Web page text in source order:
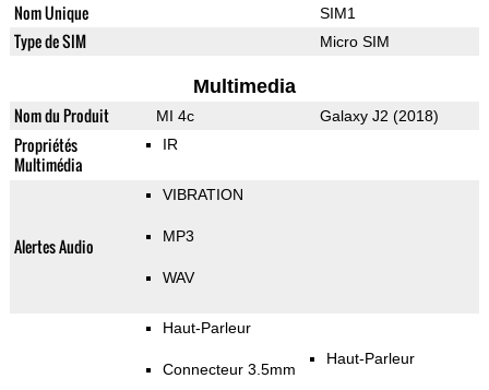
Nom Unique SIM1
Type de SIM Micro SIM
Multimedia
Nom du Produit MI 4c Galaxy J2 (2018)
Propriétés
Multimédia
IR
Alertes Audio
VIBRATION
MP3
WAV
Haut-Parleur
Connecteur 3.5mm
Haut-Parleur